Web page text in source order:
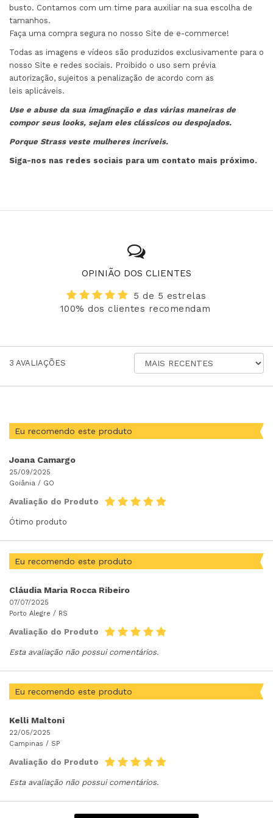
busto. Contamos com um time para auxiliar na sua escolha de
tamanhos.
Faça uma compra segura no nosso Site de e-commerce!
Todas as imagens e vídeos são produzidos exclusivamente para o
nosso Site e redes sociais. Proibido o uso sem prévia
autorização, sujeitos a penalização de acordo com as
leis aplicáveis.
Use e abuse da sua imaginação e das várias maneiras de
compor seus looks, sejam eles clássicos ou despojados.
Porque Strass veste mulheres incríveis.
Siga-nos nas redes sociais para um contato mais próximo.
OPINIÃO DOS CLIENTES
5 de 5 estrelas
100% dos clientes recomendam
3 AVALIAÇÕES
AVALIAÇÕES
Eu recomendo este produto
Joana Camargo
25/09/2025
Goiânia / GO
Avaliação do Produto
Ótimo produto
Eu recomendo este produto
Cláudia Maria Rocca Ribeiro
07/07/2025
Porto Alegre / RS
Avaliação do Produto
Esta avaliação não possui comentários.
Eu recomendo este produto
Kelli Maltoni
22/05/2025
Campinas / SP
Avaliação do Produto
Esta avaliação não possui comentários.